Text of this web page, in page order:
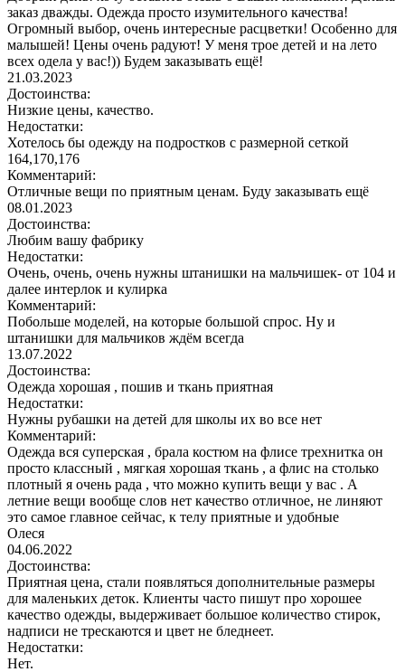
заказ дважды. Одежда просто изумительного качества!
Огромный выбор, очень интересные расцветки! Особенно для
малышей! Цены очень радуют! У меня трое детей и на лето
всех одела у вас!)) Будем заказывать ещё!
21.03.2023
Достоинства:
Низкие цены, качество.
Недостатки:
Хотелось бы одежду на подростков с размерной сеткой
164,170,176
Комментарий:
Отличные вещи по приятным ценам. Буду заказывать ещё
08.01.2023
Достоинства:
Любим вашу фабрику
Недостатки:
Очень, очень, очень нужны штанишки на мальчишек- от 104 и
далее интерлок и кулирка
Комментарий:
Побольше моделей, на которые большой спрос. Ну и
штанишки для мальчиков ждём всегда
13.07.2022
Достоинства:
Одежда хорошая , пошив и ткань приятная
Недостатки:
Нужны рубашки на детей для школы их во все нет
Комментарий:
Одежда вся суперская , брала костюм на флисе трехнитка он
просто классный , мягкая хорошая ткань , а флис на столько
плотный я очень рада , что можно купить вещи у вас . А
летние вещи вообще слов нет качество отличное, не линяют
это самое главное сейчас, к телу приятные и удобные
Олеся
04.06.2022
Достоинства:
Приятная цена, стали появляться дополнительные размеры
для маленьких деток. Клиенты часто пишут про хорошее
качество одежды, выдерживает большое количество стирок,
надписи не трескаются и цвет не бледнеет.
Недостатки:
Нет.